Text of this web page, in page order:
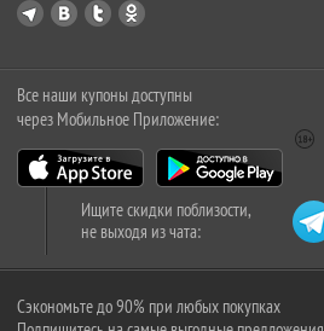
Все наши купоны доступны
через Мобильное Приложение:
Ищите скидки поблизости,
не выходя из чата:
Сэкономьте до 90% при любых покупках